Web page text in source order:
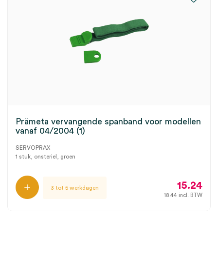
Prämeta vervangende spanband voor modellen
vanaf 04/2004 (1)
SERVOPRAX
1 stuk, onsteriel, groen
3 tot 5 werkdagen 15.24
18.44 incl. BTW